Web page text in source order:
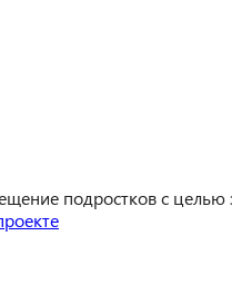
подростков с целью